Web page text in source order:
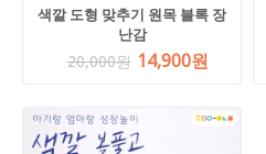
색깔 도형 맞추기 원목 블록 장
난감
20,000원 14,900원